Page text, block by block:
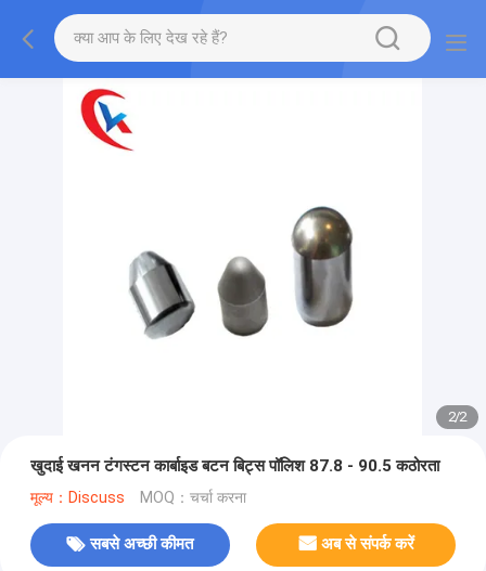
2/2
खुदाई खनन टंगस्टन कार्बाइड बटन बिट्स पॉलिश 87.8 - 90.5 कठोरता
मूल्य：Discuss MOQ：चर्चा करना
सबसे अच्छी कीमत अब से संपर्क करें